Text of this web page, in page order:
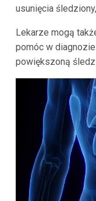
usunięcia
Lekarze mogą
pomóc w
powiększoną